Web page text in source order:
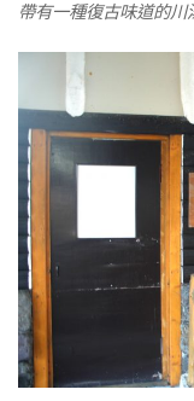
帶有一種復古味道的川